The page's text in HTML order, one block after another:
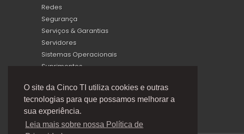
O site da Cinco TI utiliza cookies e outras
tecnologias para que possamos melhorar a
sua experiência.
Leia mais sobre nossa Política de
Redes
Segurança
Serviços & Garantias
Servidores
Sistemas Operacionais
Suprimentos